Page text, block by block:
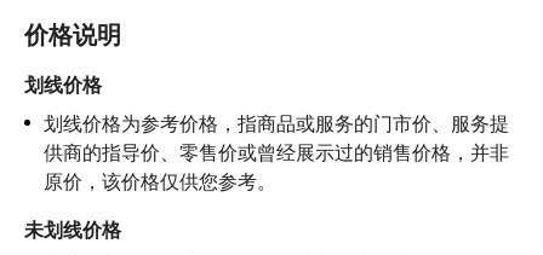
价格说明
划线价格
划线价格为参考价格，指商品或服务的门市价、服务提
供商的指导价、零售价或曾经展示过的销售价格，并非
原价，该价格仅供您参考。
未划线价格